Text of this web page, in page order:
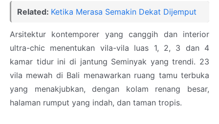
Related: Ketika Merasa Semakin Dekat Dijemput
Arsitektur kontemporer yang canggih dan interior
ultra-chic menentukan vila-vila luas 1, 2, 3 dan 4
kamar tidur ini di jantung Seminyak yang trendi. 23
vila mewah di Bali menawarkan ruang tamu terbuka
yang menakjubkan, dengan kolam renang besar,
halaman rumput yang indah, dan taman tropis.